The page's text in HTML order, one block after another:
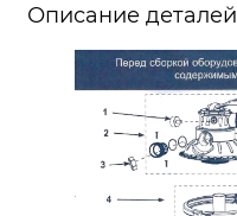
Описание деталей